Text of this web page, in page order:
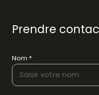
Prendre
Nom *